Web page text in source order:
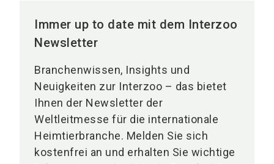
Immer up to date mit dem Interzoo
Newsletter
Branchenwissen, Insights und
Neuigkeiten zur Interzoo – das bietet
Ihnen der Newsletter der
Weltleitmesse für die internationale
Heimtierbranche. Melden Sie sich
kostenfrei an und erhalten Sie wichtige